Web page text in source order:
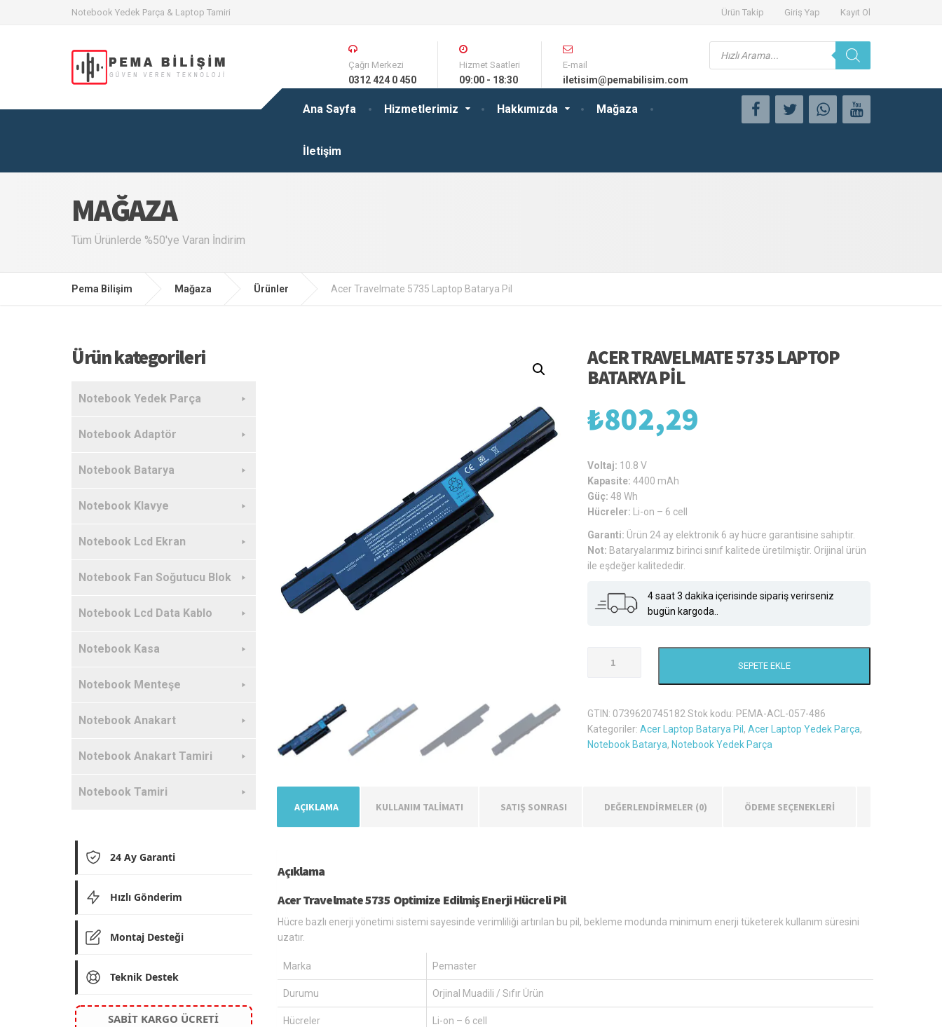
Notebook Yedek Parça & Laptop Tamiri Ürün Takip Giriş Yap Kayıt Ol
Ana Sayfa Hizmetlerimiz Hakkımızda Mağaza
İletişim
Çağrı Merkezi
0312 424 0 450
Hizmet Saatleri
09:00 - 18:30
E-mail
iletisim@pemabilisim.com
Products
search
MAĞAZA
Tüm Ürünlerde %50'ye Varan İndirim
Pema Bilişim Mağaza Ürünler Acer Travelmate 5735 Laptop Batarya Pil
ACER TRAVELMATE 5735 LAPTOP
BATARYA PIL
₺802,29
Voltaj: 10.8 V
Kapasite:4400 mAh
Güç:48 Wh
Hücreler:
Li-on – 6 cell
Garanti: Ürün 24 ay elektronik 6 ay hücre garantisine sahiptir.
Not: Bataryalarımız birinci sınıf kalitede üretilmiştir. Orijinal ürün
ile eşdeğer kalitededir.
4 saat 3 dakika içerisinde sipariş verirseniz
bugün kargoda..
Travelmate
Batarya
Pil
adet
SEPETE EKLE
GTIN: 0739620745182 Stok kodu: PEMA-ACL-057-486
Kategoriler:Acer Laptop Batarya Pil ,Acer Laptop Yedek Parça,
Notebook Batarya, Notebook Yedek Parça
AÇIKLAMA KULLANIM TALİMATI SATIŞ SONRASI DEĞERLENDIRMELER (0) ÖDEME SEÇENEKLERİ
Açıklama
Acer Travelmate 5735 Optimize Edilmiş Enerji Hücreli Pil
Hücre bazlı enerji yönetimi sistemi sayesinde verimliliği artırılan bu pil, bekleme modunda minimum enerji tüketerek kullanım süresini
uzatır.
Marka Pemaster
Durumu Orjinal Muadili / Sıfır Ürün
Hücreler Li-on – 6 cell
Ürün kategorileri
Notebook Yedek Parça
Notebook Adaptör
Notebook Batarya
Notebook Klavye
Notebook Lcd Ekran
Notebook Fan Soğutucu Blok
Notebook Lcd Data Kablo
Notebook Kasa
Notebook Menteşe
Notebook Anakart
Notebook Anakart Tamiri
Notebook Tamiri
24 Ay Garanti
Hızlı Gönderim
Montaj Desteği
Teknik Destek
SABİT KARGO ÜCRETİ